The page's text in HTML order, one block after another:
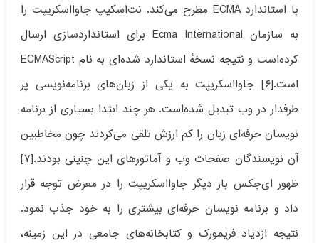
با استاندارد ECMA مطرح می‌کند. نت‌اسکیپ جاوااسکریپت را
به سازمان Ecma International برای استانداردسازی ارسال
کرده‌است و نتیجه نسخهٔ استاندارد شده‌ای به نام ECMAScript
است.[۶] جاوااسکریپت به یکی از زبان‌های برنامه‌نویسی پر
طرفدار در وب تبدیل شده‌است. هر چند ابتدا بسیاری از برنامه
نویسان حرفه‌ای زبان را کم ارزش تلقی می‌کردند چون مخاطبین
آن نویسندگان صفحات وب و آماتورهای این چنینی بودند.[۷]
ظهور ای‌جکس بار دیگر جاوااسکریپت را در معرض توجه قرار
داد و برنامه نویسان حرفه‌ای بیشتری را به خود جذب نمود.
نتیجه ازدیاد فریمورک و کتابخانه‌های جامعی در این زمینه،